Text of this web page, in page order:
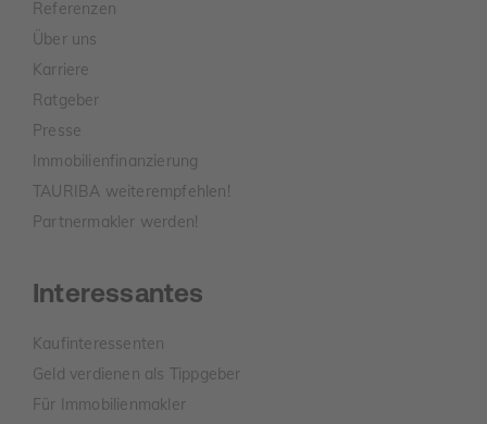
Referenzen
Über uns
Karriere
Ratgeber
Presse
Immobilienfinanzierung
TAURIBA weiterempfehlen!
Partnermakler werden!
Interessantes
Kaufinteressenten
Geld verdienen als Tippgeber
Für Immobilienmakler